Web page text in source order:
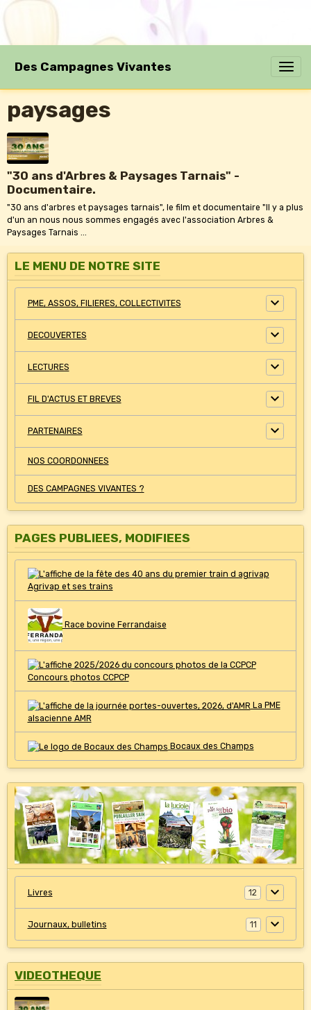
Des Campagnes Vivantes
paysages
"30 ans d'Arbres & Paysages Tarnais" -
Documentaire.
"30 ans d'arbres et paysages tarnais", le film et documentaire "Il y a plus
d'un an nous nous sommes engagés avec l'association Arbres &
Paysages Tarnais ...
LE MENU DE NOTRE SITE
PME, ASSOS, FILIERES, COLLECTIVITES
DECOUVERTES
LECTURES
FIL D'ACTUS ET BREVES
PARTENAIRES
NOS COORDONNEES
DES CAMPAGNES VIVANTES ?
PAGES PUBLIEES, MODIFIEES
Agrivap et ses trains
Race bovine Ferrandaise
Concours photos CCPCP
La PME
alsacienne AMR
Bocaux des Champs
Livres 12
Journaux, bulletins 11
VIDEOTHEQUE